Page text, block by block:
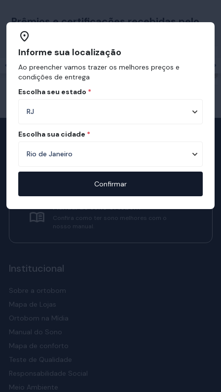
Prêmios e certificações recebidas pelo
Ortobom
Televendas
Manual do Sono Ortobom
Confira como ter sono melhores com o
nosso manual.
Institucional
Sobre a ortobom
Mapa de Lojas
Ortobom na Mídia
Manual do Sono
Mapa de conforto
Teste de Qualidade
Responsabilidade Social
Meio Ambiente
Informe sua localização
Ao preencher vamos trazer os melhores preços e
condições de entrega
Escolha seu estado *
Escolha sua cidade *
Confirmar